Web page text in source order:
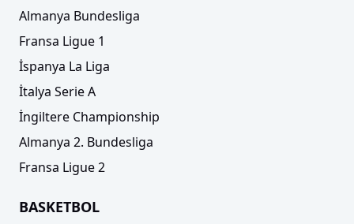
Almanya Bundesliga
Fransa Ligue 1
İspanya La Liga
İtalya Serie A
İngiltere Championship
Almanya 2. Bundesliga
Fransa Ligue 2
BASKETBOL